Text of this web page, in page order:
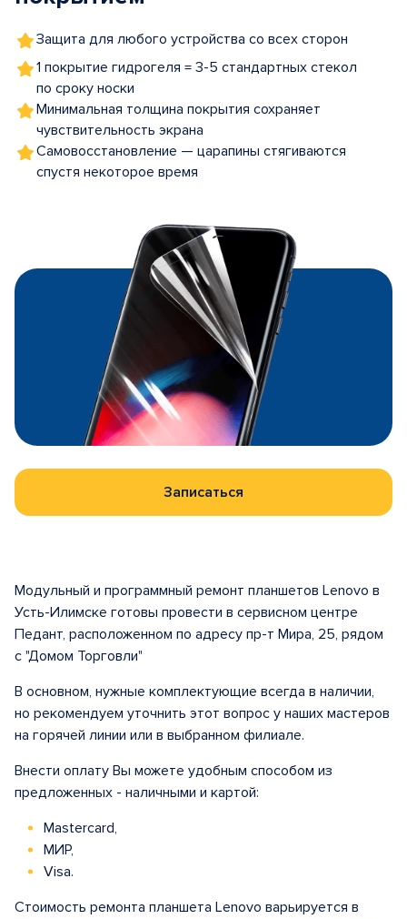
Защита для любого устройства со всех сторон
1 покрытие гидрогеля = 3-5 стандартных стекол
по сроку носки
Минимальная толщина покрытия сохраняет
чувствительность экрана
Самовосстановление — царапины стягиваются
спустя некоторое время
Записаться
Модульный и программный ремонт планшетов Lenovo в
Усть-Илимске готовы провести в сервисном центре
Педант, расположенном по адресу пр-т Мира, 25, рядом
с "Домом Торговли"
В основном, нужные комплектующие всегда в наличии,
но рекомендуем уточнить этот вопрос у наших мастеров
на горячей линии или в выбранном филиале.
Внести оплату Вы можете удобным способом из
предложенных - наличными и картой:
Mastercard,
МИР,
Visa.
Стоимость ремонта планшета Lenovo варьируется в